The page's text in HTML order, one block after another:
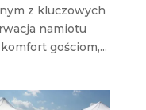
z kluczowych
namiotu
gościom,...